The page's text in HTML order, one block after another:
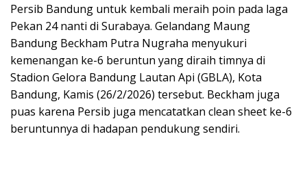
Persib Bandung untuk kembali meraih poin pada laga
Pekan 24 nanti di Surabaya. Gelandang Maung
Bandung Beckham Putra Nugraha menyukuri
kemenangan ke-6 beruntun yang diraih timnya di
Stadion Gelora Bandung Lautan Api (GBLA), Kota
Bandung, Kamis (26/2/2026) tersebut. Beckham juga
puas karena Persib juga mencatatkan clean sheet ke-6
beruntunnya di hadapan pendukung sendiri.